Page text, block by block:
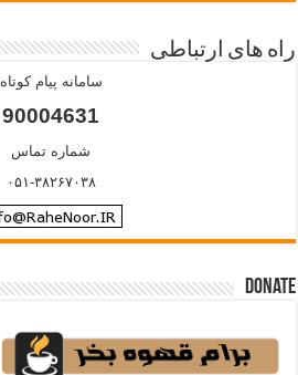
راه های ارتباطی
سامانه پیام کوتاه
90004631
شماره تماس
۰۵۱-۳۸۲۶۷۰۳۸
Donate